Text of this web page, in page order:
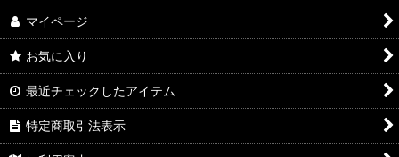
マイページ
お気に入り
最近チェックしたアイテム
特定商取引法表示